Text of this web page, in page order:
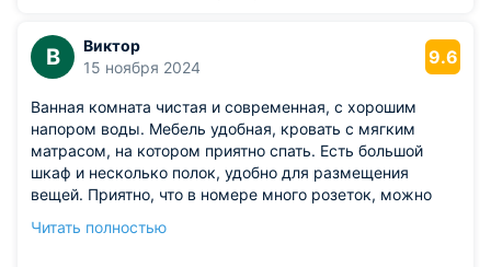
В
Виктор
15 ноября 2024
9.6
Ванная комната чистая и современная, с хорошим
напором воды. Мебель удобная, кровать с мягким
матрасом, на котором приятно спать. Есть большой
шкаф и несколько полок, удобно для размещения
вещей. Приятно, что в номере много розеток, можно
кресло создают уютный уголок для отдыха.
Читать полностью